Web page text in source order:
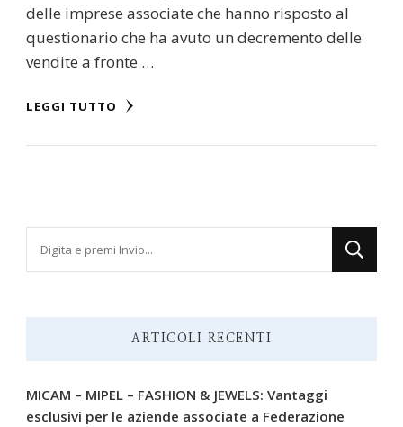
delle imprese associate che hanno risposto al
questionario che ha avuto un decremento delle
vendite a fronte …
LEGGI TUTTO
ARTICOLI RECENTI
MICAM – MIPEL – FASHION & JEWELS: Vantaggi
esclusivi per le aziende associate a Federazione